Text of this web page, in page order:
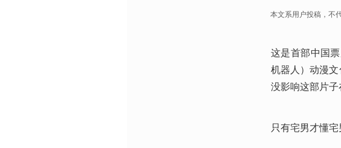
本文系用户投稿，不
这是首部中国
机器人）动漫
没影响这部片
只有宅男才懂宅